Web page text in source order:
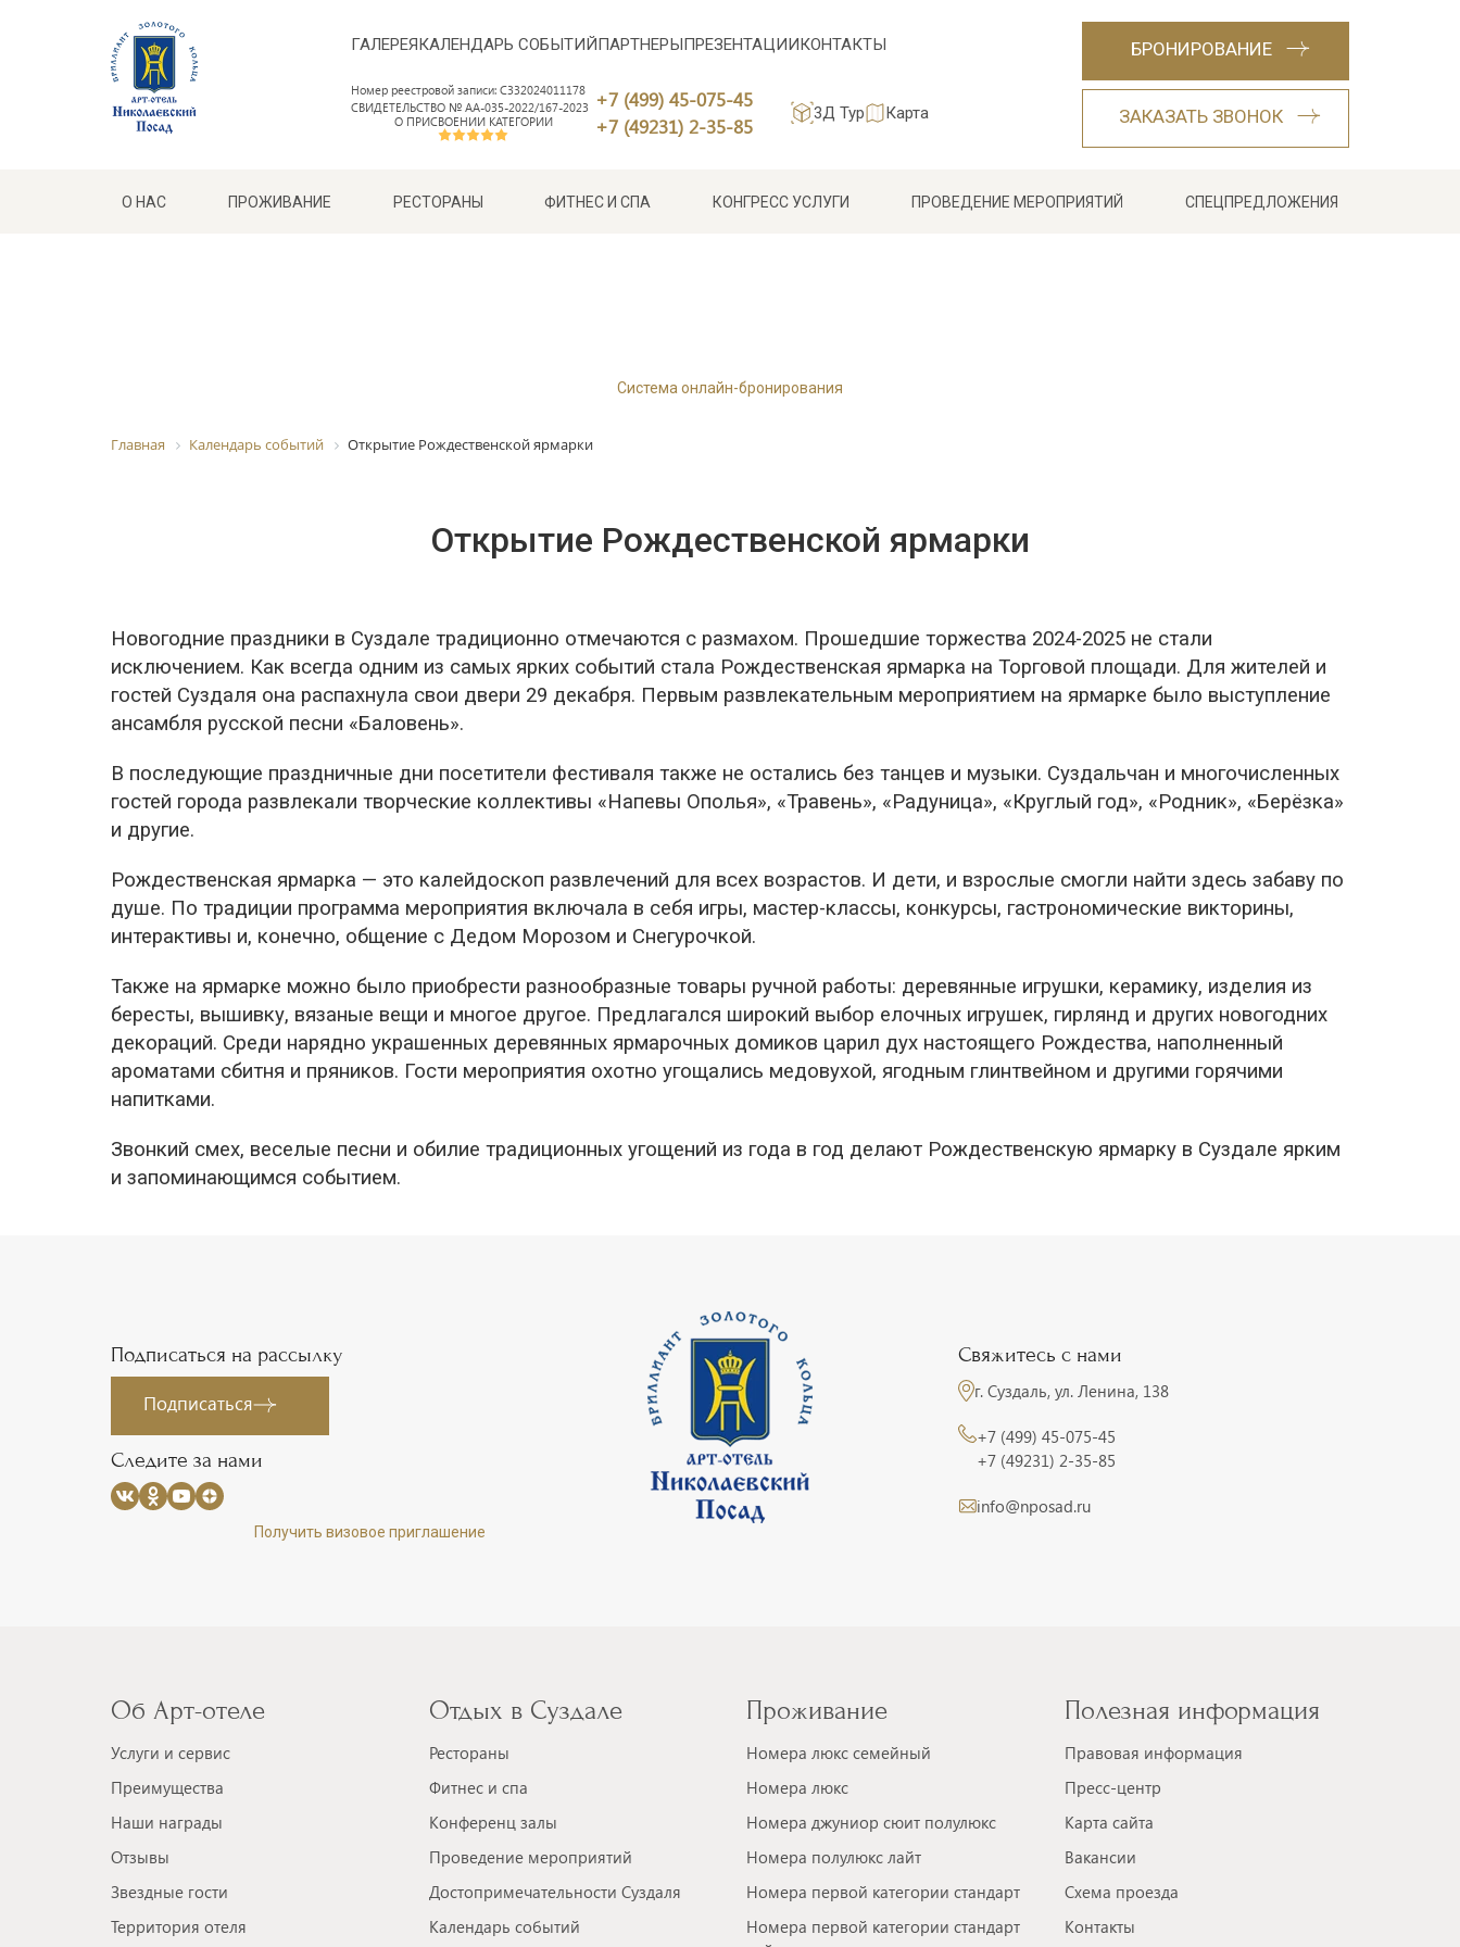
ГАЛЕРЕЯКАЛЕНДАРЬ СОБЫТИЙПАРТНЕРЫПРЕЗЕНТАЦИИКОНТАКТЫ
Номер реестровой записи: С332024011178
СВИДЕТЕЛЬСТВО № АА-035-2022/167-2023
О ПРИСВОЕНИИ КАТЕГОРИИ
+7 (499) 45-075-45
+7 (49231) 2-35-85
3Д Тур Карта
БРОНИРОВАНИЕ
ЗАКАЗАТЬ ЗВОНОК
О НАС ПРОЖИВАНИЕ РЕСТОРАНЫ ФИТНЕС И СПА КОНГРЕСС УСЛУГИ ПРОВЕДЕНИЕ МЕРОПРИЯТИЙ СПЕЦПРЕДЛОЖЕНИЯ
Система онлайн-бронирования
Главная Календарь событий Открытие Рождественской ярмарки
Открытие Рождественской ярмарки
Новогодние праздники в Суздале традиционно отмечаются с размахом. Прошедшие торжества 2024-2025 не стали
исключением. Как всегда одним из самых ярких событий стала Рождественская ярмарка на Торговой площади. Для жителей и
гостей Суздаля она распахнула свои двери 29 декабря. Первым развлекательным мероприятием на ярмарке было выступление
ансамбля русской песни «Баловень».
В последующие праздничные дни посетители фестиваля также не остались без танцев и музыки. Суздальчан и многочисленных
гостей города развлекали творческие коллективы «Напевы Ополья», «Травень», «Радуница», «Круглый год», «Родник», «Берёзка»
и другие.
Рождественская ярмарка — это калейдоскоп развлечений для всех возрастов. И дети, и взрослые смогли найти здесь забаву по
душе. По традиции программа мероприятия включала в себя игры, мастер-классы, конкурсы, гастрономические викторины,
интерактивы и, конечно, общение с Дедом Морозом и Снегурочкой.
Также на ярмарке можно было приобрести разнообразные товары ручной работы: деревянные игрушки, керамику, изделия из
бересты, вышивку, вязаные вещи и многое другое. Предлагался широкий выбор елочных игрушек, гирлянд и других новогодних
декораций. Среди нарядно украшенных деревянных ярмарочных домиков царил дух настоящего Рождества, наполненный
ароматами сбитня и пряников. Гости мероприятия охотно угощались медовухой, ягодным глинтвейном и другими горячими
напитками.
Звонкий смех, веселые песни и обилие традиционных угощений из года в год делают Рождественскую ярмарку в Суздале ярким
и запоминающимся событием.
Подписаться на рассылку
Подписаться
Следите за нами
Получить визовое приглашение
Свяжитесь с нами
г. Суздаль, ул. Ленина, 138
+7 (499) 45-075-45
+7 (49231) 2-35-85
info@nposad.ru
Об Арт-отеле
Услуги и сервис
Преимущества
Наши награды
Отзывы
Звездные гости
Территория отеля
Отдых в Суздале
Рестораны
Фитнес и спа
Конференц залы
Проведение мероприятий
Достопримечательности Суздаля
Календарь событий
Проживание
Номера люкс семейный
Номера люкс
Номера джуниор сюит полулюкс
Номера полулюкс лайт
Номера первой категории стандарт
Номера первой категории стандарт
Полезная информация
Правовая информация
Пресс-центр
Карта сайта
Вакансии
Схема проезда
Контакты